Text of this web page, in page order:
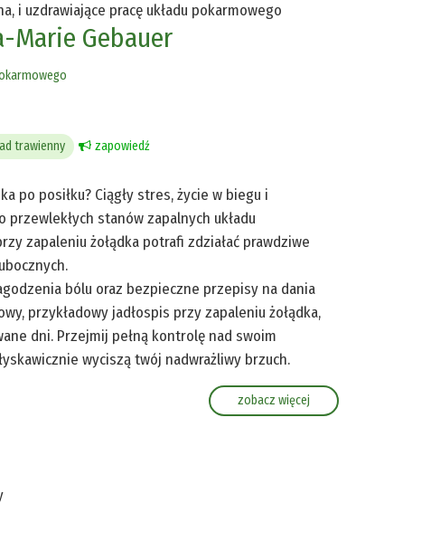
i uzdrawiające pracę układu pokarmowego
Marie Gebauer
trawienny zapowiedź
po posiłku? Ciągły stres, życie w biegu i
stanów zapalnych układu
zapaleniu żołądka potrafi zdziałać prawdziwe
bólu oraz bezpieczne przepisy na dania
przykładowy jadłospis przy zapaleniu żołądka,
dni. Przejmij pełną kontrolę nad swoim
wyciszą twój nadwrażliwy brzuch.
zobacz więcej